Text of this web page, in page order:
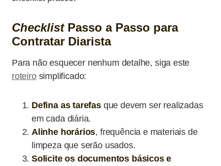
Checklist Passo a Passo para
Contratar Diarista
Para não esquecer nenhum detalhe, siga este
roteirosimplificado:
Defina as tarefasque devem ser realizadas
em cada diária.
Alinhe horários, frequência e materiais de
limpeza que serão usados.
Solicite os documentos básicos e